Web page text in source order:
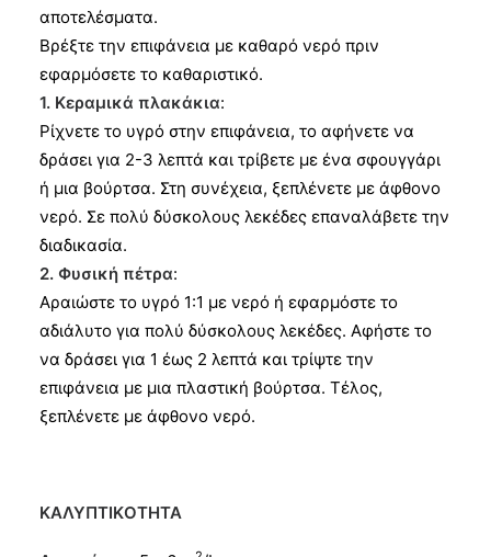
αποτελέσματα.
Βρέξτε την επιφάνεια με καθαρό νερό πριν
εφαρμόσετε το καθαριστικό.
1. Κεραμικά πλακάκια:
Ρίχνετε το υγρό στην επιφάνεια, το αφήνετε να
δράσει για 2-3 λεπτά και τρίβετε με ένα σφουγγάρι
ή μια βούρτσα. Στη συνέχεια, ξεπλένετε με άφθονο
νερό. Σε πολύ δύσκολους λεκέδες επαναλάβετε την
διαδικασία.
2. Φυσική πέτρα:
Αραιώστε το υγρό 1:1 με νερό ή εφαρμόστε το
αδιάλυτο για πολύ δύσκολους λεκέδες. Αφήστε το
να δράσει για 1 έως 2 λεπτά και τρίψτε την
επιφάνεια με μια πλαστική βούρτσα. Τέλος,
ξεπλένετε με άφθονο νερό.
ΚΑΛΥΠΤΙΚOΤΗΤΑ